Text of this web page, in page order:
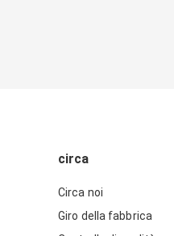
circa
Circa noi
Giro della fabbrica